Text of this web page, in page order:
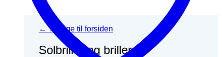
← Tilbage til forsiden
Solbriller og briller